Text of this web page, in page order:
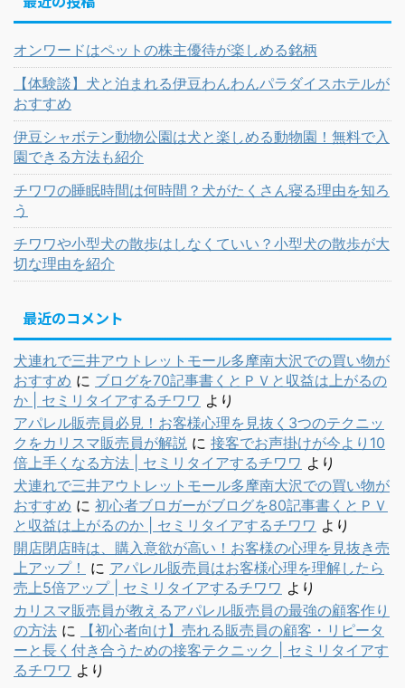
オンワードはペットの株主優待が楽しめる銘柄
【体験談】犬と泊まれる伊豆わんわんパラダイスホテルが
おすすめ
伊豆シャボテン動物公園は犬と楽しめる動物園！無料で入
園できる方法も紹介
チワワの睡眠時間は何時間？犬がたくさん寝る理由を知ろ
う
チワワや小型犬の散歩はしなくていい？小型犬の散歩が大
切な理由を紹介
最近のコメント
犬連れで三井アウトレットモール多摩南大沢での買い物が
おすすめ に ブログを70記事書くとＰＶと収益は上がるの
か | セミリタイアするチワワ より
アパレル販売員必見！お客様心理を見抜く3つのテクニッ
クをカリスマ販売員が解説 に 接客でお声掛けが今より10
倍上手くなる方法 | セミリタイアするチワワ より
犬連れで三井アウトレットモール多摩南大沢での買い物が
おすすめ に 初心者ブロガーがブログを80記事書くとＰＶ
と収益は上がるのか | セミリタイアするチワワ より
開店閉店時は、購入意欲が高い！お客様の心理を見抜き売
上アップ！
に アパレル販売員はお客様心理を理解したら
売上5倍アップ | セミリタイアするチワワ より
カリスマ販売員が教えるアパレル販売員の最強の顧客作り
の方法 に
【初心者向け】売れる販売員の顧客・リピータ
ーと長く付き合うための接客テクニック | セミリタイアす
るチワワ より